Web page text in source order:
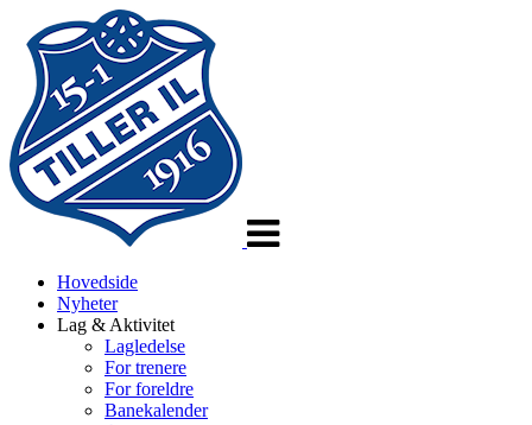
Hovedside
Nyheter
Lag & Aktivitet
Lagledelse
For trenere
For foreldre
Banekalender